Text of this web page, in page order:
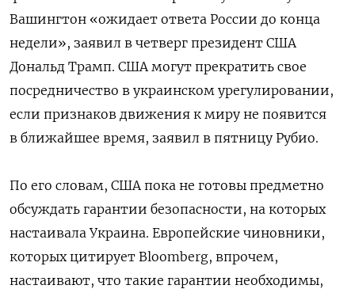
Вашингтон «ожидает ответа России до конца
недели», заявил в четверг президент США
Дональд Трамп. США могут прекратить свое
посредничество в украинском урегулировании,
если признаков движения к миру не появится
в ближайшее время, заявил в пятницу Рубио.
По его словам, США пока не готовы предметно
обсуждать гарантии безопасности, на которых
настаивала Украина. Европейские чиновники,
которых цитирует Bloomberg, впрочем,
настаивают, что такие гарантии необходимы,